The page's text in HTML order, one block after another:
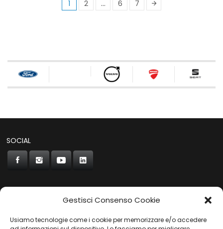
Gestisci Consenso Cookie
Usiamo tecnologie come i cookie per memorizzare e/o accedere
1 2 … 6 7
SOCIAL
CONCORDE